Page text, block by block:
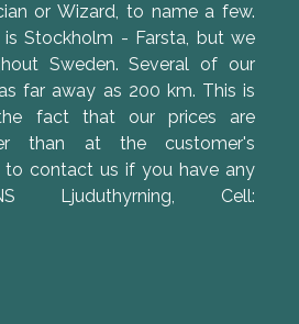
or Wizard, to name a few.
Stockholm - Farsta, but we
Sweden. Several of our
far away as 200 km. This is
fact that our prices are
than at the customer's
to contact us if you have any
Ljuduthyrning, Cell: